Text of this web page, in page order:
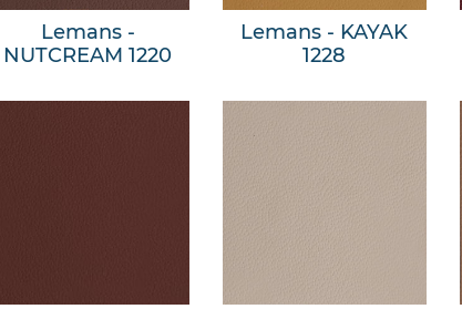
Lemans -
NUTCREAM 1220
Lemans - KAYAK
1228